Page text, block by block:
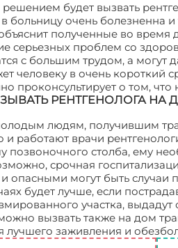
будет вызвать
больницу очень болезненна
полученные во время
серьезных проблем со
с большим трудом, а могут
человеку в очень короткий
проконсультирует о том,
РЕНТГЕНОЛОГА НА
людям, получившим
и работают врачи
позвоночного столба, ему
срочная
могут быть случаи
будет лучше, если
участка,
вызвать также на дом
заживления и